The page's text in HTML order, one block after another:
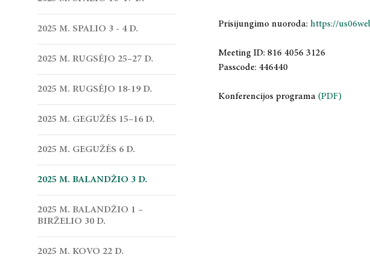
2025 M. SPALIO 3 - 4 D.
2025 M. RUGSĖJO 25–27 D.
2025 M. RUGSĖJO 18-19 D.
2025 M. GEGUŽĖS 15–16 D.
2025 M. GEGUŽĖS 6 D.
2025 M. BALANDŽIO 3 D.
2025 M. BALANDŽIO 1 –
BIRŽELIO 30 D.
2025 M. KOVO 22 D.
Prisijungimo nuoroda: https://
Meeting ID: 816 4056 3126
Passcode: 446440
Konferencijos programa (PDF)